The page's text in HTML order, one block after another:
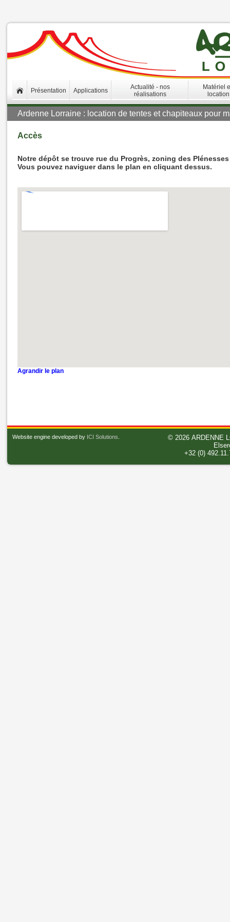
Présentation Applications
Actualité - nos
réalisations
Matériel
location
Ardenne Lorraine : location de tentes et chapiteaux pour
Accès
Notre dépôt se trouve rue du Progrès, zoning des
Vous pouvez naviguer dans le plan en cliquant dessus.
Agrandir le plan
Website engine developed by ICI Solutions © 2026 ARDENNE
+32 (0)